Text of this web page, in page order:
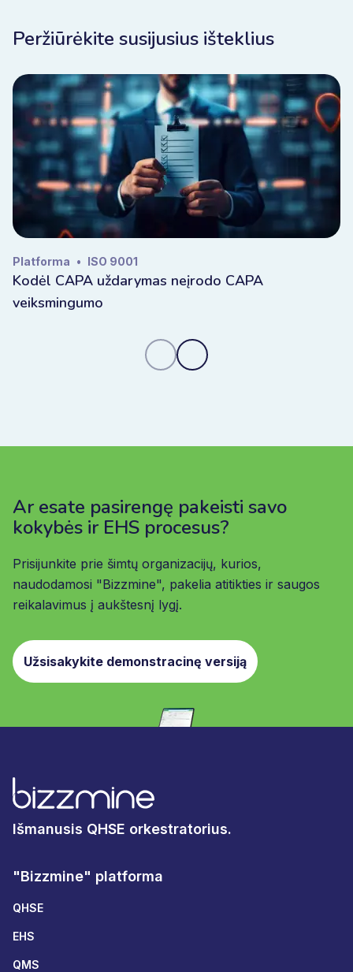
Peržiūrėkite susijusius išteklius
Platforma • ISO 9001
Kodėl CAPA uždarymas neįrodo CAPA
veiksmingumo
Ar esate pasirengę pakeisti savo
kokybės ir EHS procesus?
Prisijunkite prie šimtų organizacijų, kurios,
naudodamosi "Bizzmine", pakelia atitikties ir saugos
reikalavimus į aukštesnį lygį.
Užsisakykite demonstracinę versiją
Išmanusis QHSE orkestratorius.
"Bizzmine" platforma
QHSE
EHS
QMS